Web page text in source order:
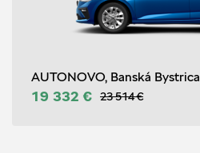
AUTONOVO, Banská Bystrica
19 332 € 23 514 €